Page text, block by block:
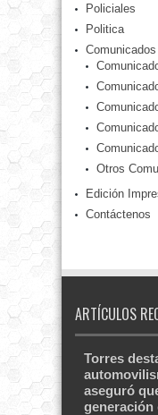
Policiales
Politica
Comunicados
Otros
Edición
Contáctenos
ARTÍCULOS
Torres
aseguró
generación